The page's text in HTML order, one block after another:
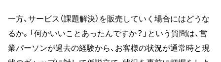
一方、サービス（課題解決）を販売していく場合にはどうな
るか。「何かいいことあったんですか？」という質問は、営
業パーソンが過去の経験から、お客様の状況が通常時と現